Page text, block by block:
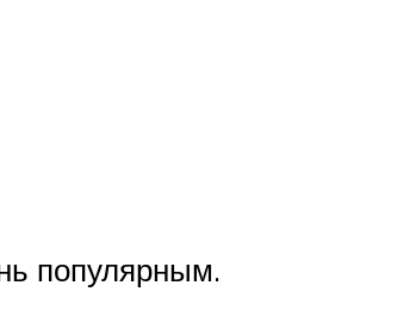
популярным.